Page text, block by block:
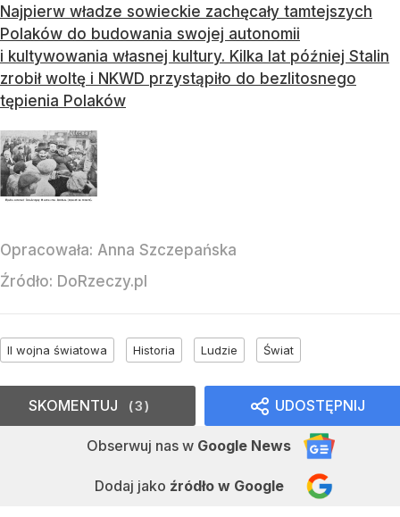
Najpierw władze sowieckie zachęcały tamtejszych
Polaków do budowania swojej autonomii
i kultywowania własnej kultury. Kilka lat później Stalin
zrobił woltę i NKWD przystąpiło do bezlitosnego
tępienia Polaków
Opracowała: Anna Szczepańska
Źródło: DoRzeczy.pl
II wojna światowa Historia Ludzie Świat
UDOSTĘPNIJ
Obserwuj nas w Google News
Dodaj jako źródło w Google
SKOMENTUJ 3